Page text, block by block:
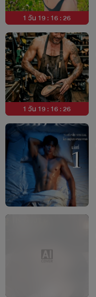
1 วัน 19 : 16 : 25
1 วัน 19 : 16 : 25